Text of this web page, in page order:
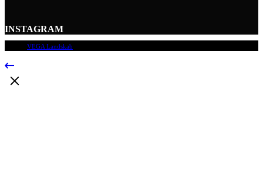
INSTAGRAM
VEGA Landskab